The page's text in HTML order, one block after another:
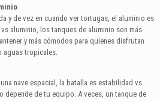
y de vez en cuando ver tortugas, el aluminio es
aluminio, los tanques de aluminio son más
y más cómodos para quienes disfrutan
aguas tropicales.
nave espacial, la batalla es estabilidad vs
depende de tu equipo. A veces, un tanque de